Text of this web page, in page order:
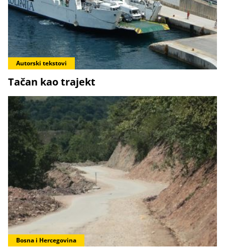
Autorski tekstovi
Tačan kao trajekt
Bosna i Hercegovina